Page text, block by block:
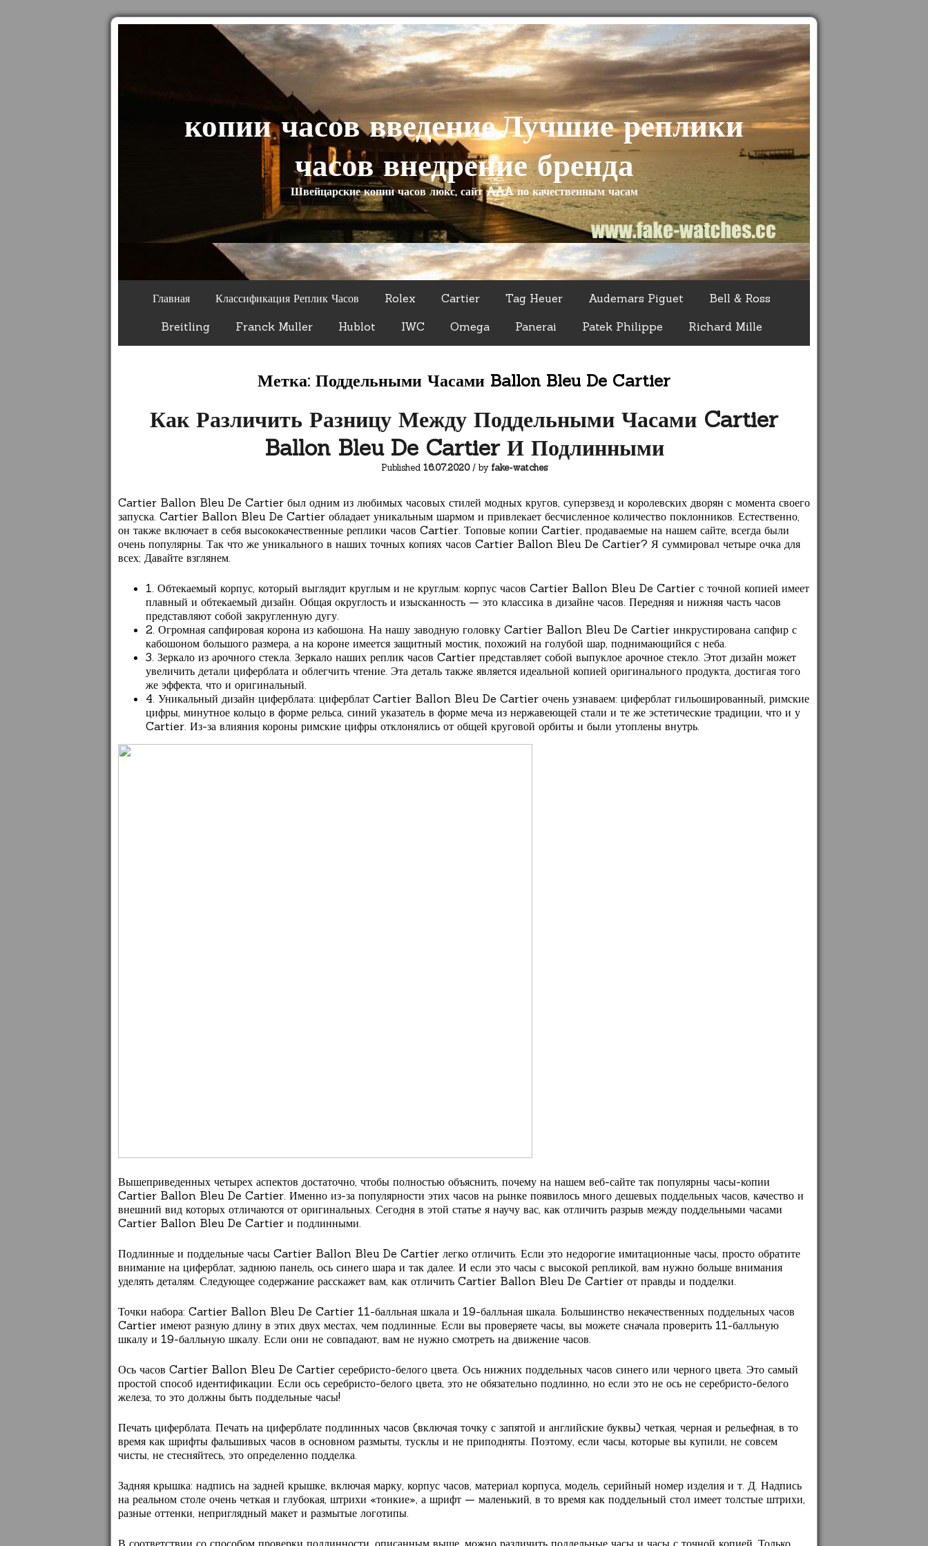
копии часов введение,Лучшие реплики
часов внедрение бренда
Швейцарские копии часов люкс, сайт AAA по качественным часам
Главная Классификация Реплик Часов Rolex Cartier Tag Heuer Audemars Piguet Bell & Ross
Breitling Franck Muller Hublot IWC Omega Panerai Patek Philippe Richard Mille
Метка: Поддельными Часами Ballon Bleu De Cartier
Как Различить Разницу Между Поддельными Часами Cartier
Ballon Bleu De Cartier И Подлинными
Published 16.07.2020/ by fake-watches
Cartier Ballon Bleu De Cartier был одним из любимых часовых стилей модных кругов, суперзвезд и королевских дворян с момента своего
запуска. Cartier Ballon Bleu De Cartier обладает уникальным шармом и привлекает бесчисленное количество поклонников. Естественно,
он также включает в себя высококачественные реплики часов Cartier. Топовые копии Cartier, продаваемые на нашем сайте, всегда были
очень популярны. Так что же уникального в наших точных копиях часов Cartier Ballon Bleu De Cartier? Я суммировал четыре очка для
всех; Давайте взглянем.
1. Обтекаемый корпус, который выглядит круглым и не круглым: корпус часов Cartier Ballon Bleu De Cartier с точной копией имеет
плавный и обтекаемый дизайн. Общая округлость и изысканность — это классика в дизайне часов. Передняя и нижняя часть часов
представляют собой закругленную дугу.
2. Огромная сапфировая корона из кабошона. На нашу заводную головку Cartier Ballon Bleu De Cartier инкрустирована сапфир с
кабошоном большого размера, а на короне имеется защитный мостик, похожий на голубой шар, поднимающийся с неба.
3. Зеркало из арочного стекла. Зеркало наших реплик часов Cartier представляет собой выпуклое арочное стекло. Этот дизайн может
увеличить детали циферблата и облегчить чтение. Эта деталь также является идеальной копией оригинального продукта, достигая того
же эффекта, что и оригинальный.
4. Уникальный дизайн циферблата: циферблат Cartier Ballon Bleu De Cartier очень узнаваем: циферблат гильошированный, римские
цифры, минутное кольцо в форме рельса, синий указатель в форме меча из нержавеющей стали и те же эстетические традиции, что и у
Cartier. Из-за влияния короны римские цифры отклонялись от общей круговой орбиты и были утоплены внутрь.
Вышеприведенных четырех аспектов достаточно, чтобы полностью объяснить, почему на нашем веб-сайте так популярны часы-копии
Cartier Ballon Bleu De Cartier. Именно из-за популярности этих часов на рынке появилось много дешевых поддельных часов, качество и
внешний вид которых отличаются от оригинальных. Сегодня в этой статье я научу вас, как отличить разрыв между поддельными часами
Cartier Ballon Bleu De Cartier и подлинными.
Подлинные и поддельные часы Cartier Ballon Bleu De Cartier легко отличить. Если это недорогие имитационные часы, просто обратите
внимание на циферблат, заднюю панель, ось синего шара и так далее. И если это часы с высокой репликой, вам нужно больше внимания
уделять деталям. Следующее содержание расскажет вам, как отличить Cartier Ballon Bleu De Cartier от правды и подделки.
Точки набора: Cartier Ballon Bleu De Cartier 11-балльная шкала и 19-балльная шкала. Большинство некачественных поддельных часов
Cartier имеют разную длину в этих двух местах, чем подлинные. Если вы проверяете часы, вы можете сначала проверить 11-балльную
шкалу и 19-балльную шкалу. Если они не совпадают, вам не нужно смотреть на движение часов.
Ось часов Cartier Ballon Bleu De Cartier серебристо-белого цвета. Ось нижних поддельных часов синего или черного цвета. Это самый
простой способ идентификации. Если ось серебристо-белого цвета, это не обязательно подлинно, но если это не ось не серебристо-белого
железа, то это должны быть поддельные часы!
Печать циферблата. Печать на циферблате подлинных часов (включая точку с запятой и английские буквы) четкая, черная и рельефная, в то
время как шрифты фальшивых часов в основном размыты, тусклы и не приподняты. Поэтому, если часы, которые вы купили, не совсем
чисты, не стесняйтесь, это определенно подделка.
Задняя крышка: надпись на задней крышке, включая марку, корпус часов, материал корпуса, модель, серийный номер изделия и т. Д. Надпись
на реальном столе очень четкая и глубокая, штрихи «тонкие», а шрифт — маленький, в то время как поддельный стол имеет толстые штрихи,
разные оттенки, неприглядный макет и размытые логотипы.